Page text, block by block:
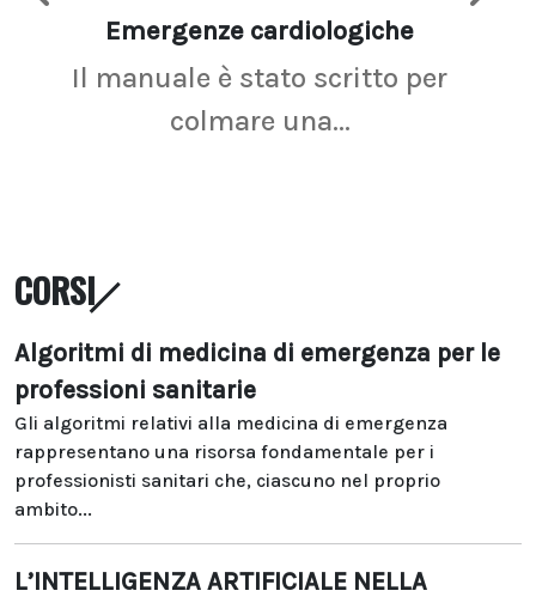
Emergenze cardiologiche
Il manuale è stato scritto per
colmare una...
CORSI
Algoritmi di medicina di emergenza per le
professioni sanitarie
Gli algoritmi relativi alla medicina di emergenza
rappresentano una risorsa fondamentale per i
professionisti sanitari che, ciascuno nel proprio
ambito...
L’INTELLIGENZA ARTIFICIALE NELLA